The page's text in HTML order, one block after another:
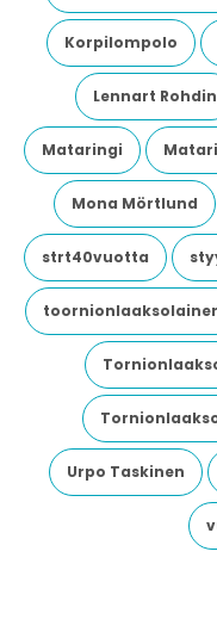
Korpilompolo
Lennart Rohdin
Mataringi
Mona Mörtlund
strt40vuotta
Urpo Taskinen